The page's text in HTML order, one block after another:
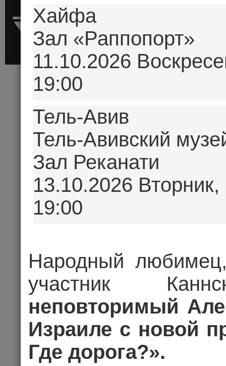
«Где
Цена
КОНЦЕРТ
Хайфа
Зал «Раппопорт»
11.10.2026
19:00
Тель-Авив
Тель-Авивский
Зал Реканати
13.10.2026 Вторник,
19:00
Народный
участник
неповторимый
Израиле с новой
Где дорога?».